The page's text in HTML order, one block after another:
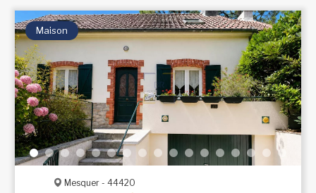
Maison
Mesquer - 44420